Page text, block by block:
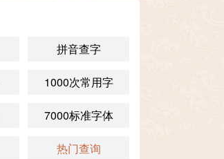
拼音查字
1000次常用字
7000标准字体
热门查询